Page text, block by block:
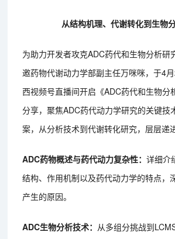
从结构机理、代谢转化到生物
为助力开发者攻克ADC药代和生物分析研
邀‌药物代谢动力学部副主任万咪咪‌，于4
西视频号直播间开启《ADC药代和生物分
分享，聚焦ADC药代动力学研究的关键技
案，从分析技术到代谢转化研究，层层递
ADC药物概述与药代动力复杂性：详细介
结构、作用机制以及药代动力学的特点，
产生的原因。
ADC生物分析技术： 从多组分挑战到